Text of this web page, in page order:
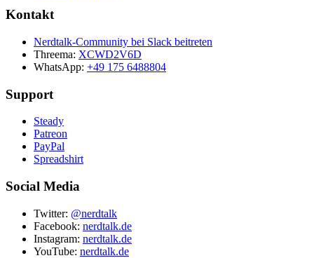
Kontakt
Nerdtalk-Community bei Slack beitreten
Threema: XCWD2V6D
WhatsApp: +49 175 6488804
Support
Steady
Patreon
PayPal
Spreadshirt
Social Media
Twitter: @nerdtalk
Facebook: nerdtalk.de
Instagram: nerdtalk.de
YouTube: nerdtalk.de